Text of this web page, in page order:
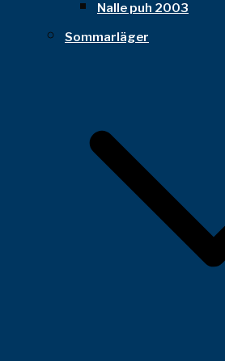
Nalle puh 2003
Sommarläger